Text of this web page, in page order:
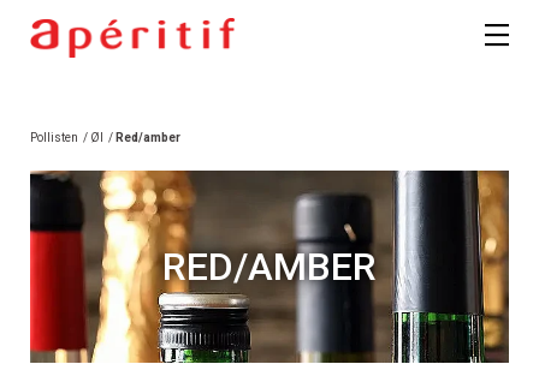
Pollisten / Øl / Red/amber
RED/AMBER